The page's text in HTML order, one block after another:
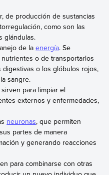
de producción de sustancias
como son las
glándulas.
de laenergía. Se
o de transportarlos
o los glóbulos rojos,
sangre.
para limpiar el
externos y enfermedades,
neuronas, que permiten
partes de manera
y generando reacciones
para combinarse con otras